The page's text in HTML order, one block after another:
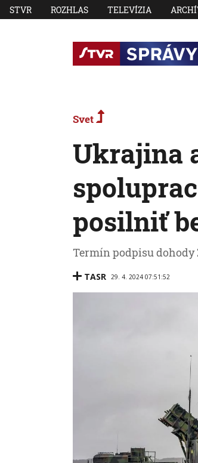
STVR ROZHLAS TELEVÍZIA
Svet
Ukrajina
posilniť
Termín podpisu
TASR 29. 4. 2024 07:51:52